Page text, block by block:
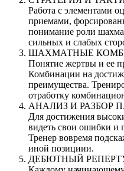
Работа с элементами
приемами,
понимание роли
сильных и слабых
ШАХМАТНЫЕ
Понятие жертвы и ее
Комбинации на
преимущества.
отработку
АНАЛИЗ И РАЗБОР
Для достижения
видеть свои ошибки и
Тренер вовремя
иной позициии.
ДЕБЮТНЫЙ